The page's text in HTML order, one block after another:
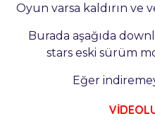
Oyun varsa kaldırın ve
Burada aşağıda
stars eski sürüm
Eğer